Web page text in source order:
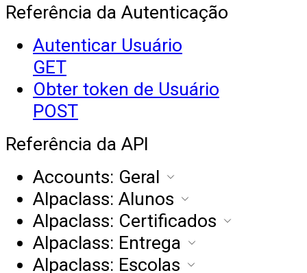
Referência da Autenticação
Autenticar Usuário
GET
Obter token de Usuário
POST
Referência da API
Accounts: Geral
Alpaclass: Alunos
Alpaclass: Certificados
Alpaclass: Entrega
Alpaclass: Escolas